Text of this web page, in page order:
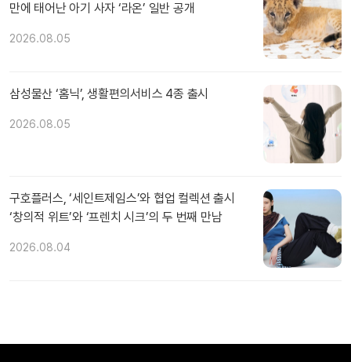
만에 태어난 아기 사자 ‘라온’ 일반 공개
2026.08.05
삼성물산 ‘홈닉’, 생활편의서비스 4종 출시
2026.08.05
구호플러스, ‘세인트제임스’와 협업 컬렉션 출시
‘창의적 위트’와 ‘프렌치 시크’의 두 번째 만남
2026.08.04